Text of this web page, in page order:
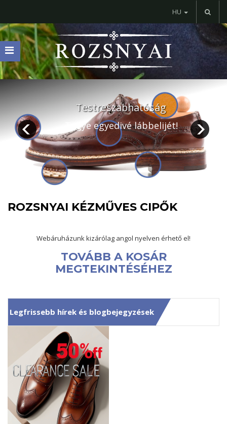
HU
ROZSNYAI KÉZMŰVES CIPŐK
Webáruházunk kizárólag angol nyelven érhető el!
TOVÁBB A KOSÁR
MEGTEKINTÉSÉHEZ
Legfrissebb hírek és blogbejegyzések